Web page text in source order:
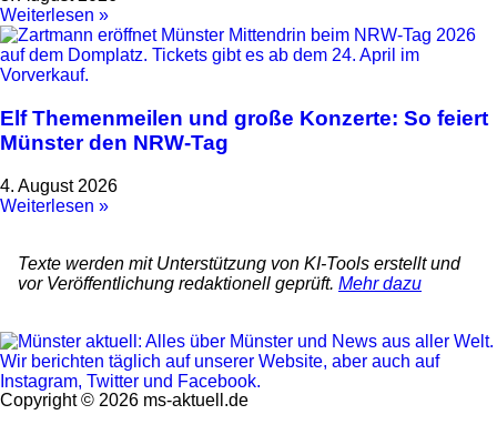
Weiterlesen »
Elf Themenmeilen und große Konzerte: So feiert
Münster den NRW-Tag
4. August 2026
Weiterlesen »
Texte werden mit Unterstützung von KI-Tools erstellt und
vor Veröffentlichung redaktionell geprüft. Mehr dazu
Copyright © 2026 ms-aktuell.de